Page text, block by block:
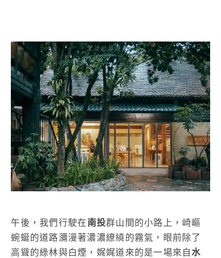
午後，我們行駛在南投群山間的小路上，崎嶇
蜿蜒的道路瀰漫著濃濃繚繞的霧氣，眼前除了
高聳的綠林與白煙，娓娓道來的是一場來自水